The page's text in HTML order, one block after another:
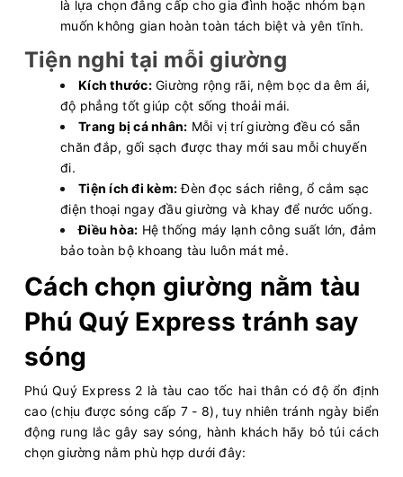
là lựa chọn đẳng cấp cho gia đình hoặc nhóm bạn
muốn không gian hoàn toàn tách biệt và yên tĩnh.
Tiện nghi tại mỗi giường
Kích thước:Giường rộng rãi, nệm bọc da êm ái,
độ phẳng tốt giúp cột sống thoải mái.
Trang bị cá nhân: Mỗi vị trí giường đều có sẵn
chăn đắp, gối sạch được thay mới sau mỗi chuyến
đi.
Tiện ích đi kèm:Đèn đọc sách riêng, ổ cắm sạc
điện thoại ngay đầu giường và khay để nước uống.
Điều hòa: Hệ thống máy lạnh công suất lớn, đảm
bảo toàn bộ khoang tàu luôn mát mẻ.
Cách chọn giường nằm tàu
Phú Quý Express tránh say
sóng
Phú Quý Express 2 là tàu cao tốc hai thân có độ ổn định
cao (chịu được sóng cấp 7 - 8), tuy nhiên tránh ngày biển
động rung lắc gây say sóng, hành khách hãy bỏ túi cách
chọn giường nằm phù hợp dưới đây: